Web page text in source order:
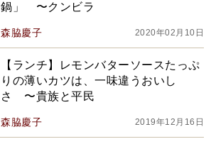
鍋」 〜クンビラ
森脇慶子 2020年02月10日
【ランチ】レモンバターソースたっぷ
りの薄いカツは、一味違うおいし
さ 〜貴族と平民
森脇慶子 2019年12月16日